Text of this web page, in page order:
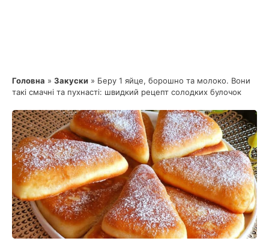
Головна » Закуски » Беру 1 яйце, борошно та молоко. Вони
такі смачні та пухнасті: швидкий рецепт солодких булочок